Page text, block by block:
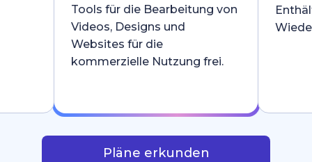
Tools für die Bearbeitung von
Videos, Designs und
Websites für die
kommerzielle Nutzung frei.
Pläne erkunden